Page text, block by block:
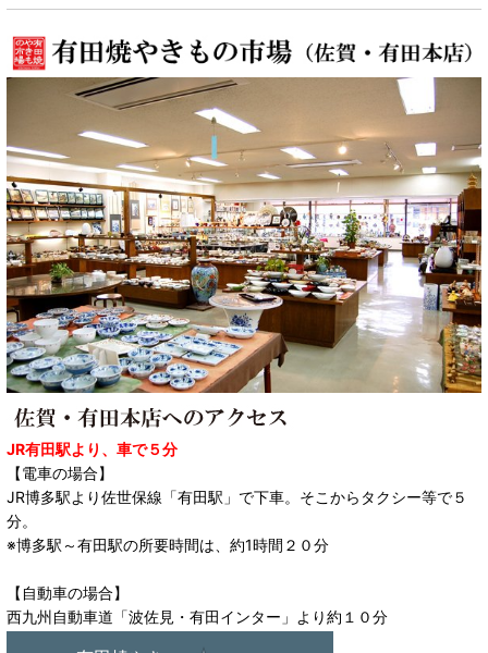
JR有田駅より、車で５分
【電車の場合】
JR博多駅より佐世保線「有田駅」で下車。そこからタクシー等で５
分。
※博多駅～有田駅の所要時間は、約1時間２０分
【自動車の場合】
西九州自動車道「波佐見・有田インター」より約１０分